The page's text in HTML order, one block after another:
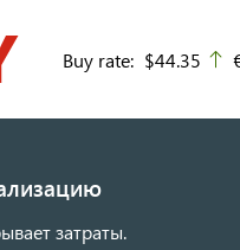
Buy rate: $44.35
затраты.